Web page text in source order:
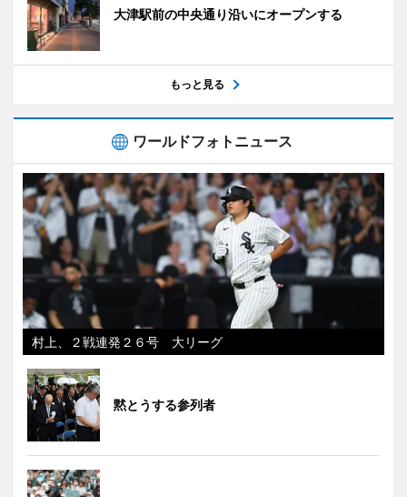
大津駅前の中央通り沿いにオープンする
もっと見る
ワールドフォトニュース
村上、２戦連発２６号 大リーグ
黙とうする参列者